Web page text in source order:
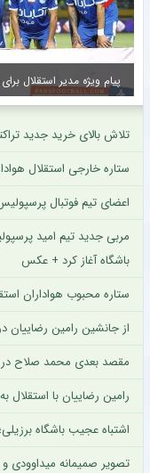
سید حسین با انگیزه بالا
تلاش بالای خرید جدید
ستاره خارجی استقلال
اعضای تیم فوتبال
مربی جدید تیم امید
باشگاه آغاز کرد + عکس
ستاره محبوب هواداران
از جانشین رامین
مقصد بعدی محمد صلاح
رامین رضاییان با
اشتباه عجیب باشگاه
تصویر صمیمانه میداوودی